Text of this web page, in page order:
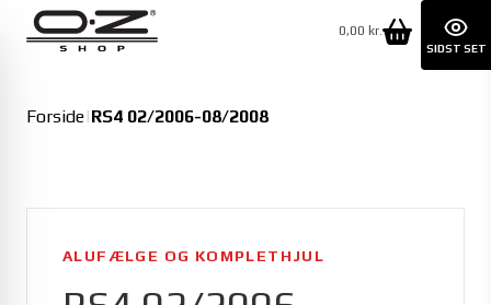
0,00 kr.
Forside|RS4 02/2006-08/2008
ALUFÆLGE OG KOMPLETHJUL
SIDST SET